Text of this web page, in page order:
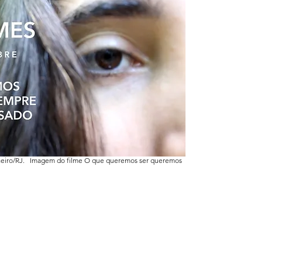
RJ. Imagem do filme O que queremos ser queremos